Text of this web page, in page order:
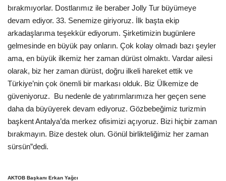
Galeri
bırakmıyorlar. Dostlarımız ile beraber Jolly Tur büyümeye
devam ediyor. 33. Senemize giriyoruz. İlk başta ekip
arkadaşlarıma teşekkür ediyorum. Şirketimizin bugünlere
gelmesinde en büyük pay onların. Çok kolay olmadı bazı şeyler
ama, en büyük ilkemiz her zaman dürüst olmaktı. Vardar ailesi
olarak, biz her zaman dürüst, doğru ilkeli hareket ettik ve
Türkiye’nin çok önemli bir markası olduk. Biz Ülkemize de
güveniyoruz. Bu nedenle de yatırımlarımıza her geçen sene
daha da büyüyerek devam ediyoruz. Gözbebeğimiz turizmin
başkent Antalya’da merkez ofisimizi açıyoruz. Bizi hiçbir zaman
bırakmayın. Bize destek olun. Gönül birlikteliğimiz her zaman
sürsün”dedi.
AKTOB Başkanı Erkan Yağcı